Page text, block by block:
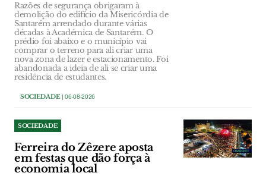
Razões de segurança obrigaram à
demolição do edifício da Misericórdia de
Santarém arrendado durante várias
décadas à Académica de Santarém. O
prédio foi abaixo e o município vai
comprar o terreno para ali criar uma
nova zona de lazer e estacionamento. Foi
abandonada a ideia de ali se criar uma
residência de estudantes.
SOCIEDADE| 06-08-2026
SOCIEDADE
Ferreira do Zêzere aposta
em festas que dão força à
economia local